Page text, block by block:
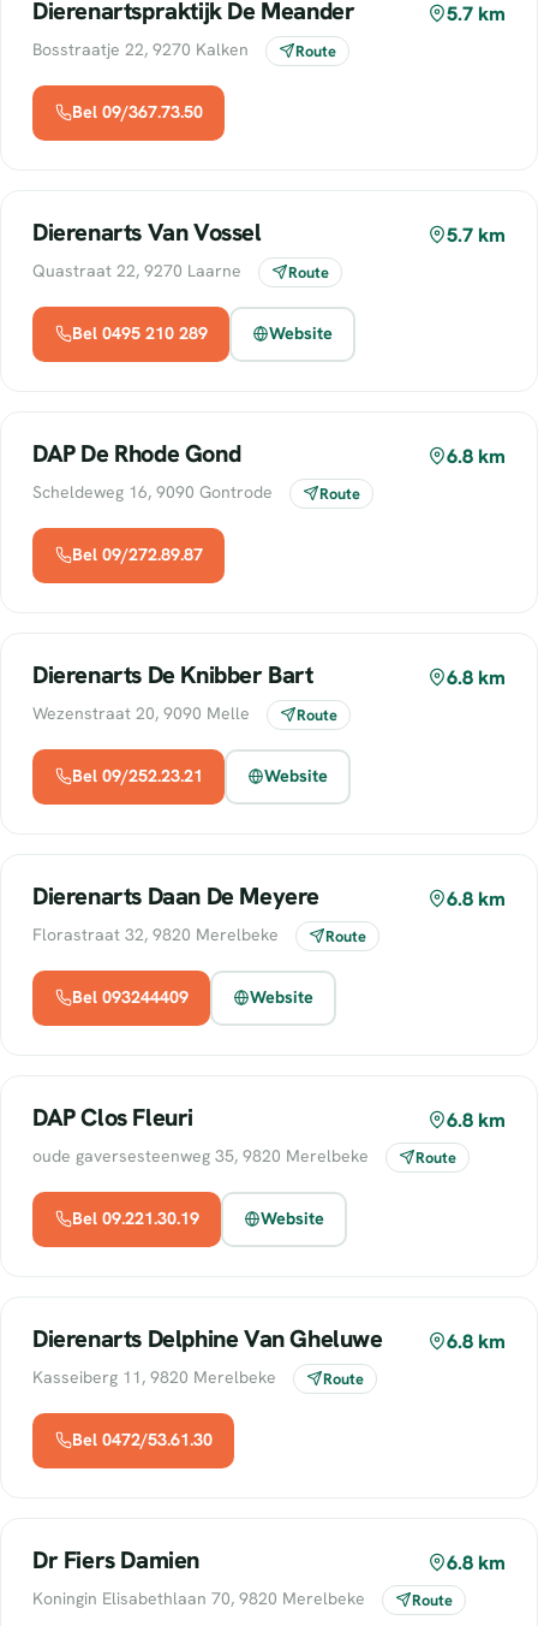
Dierenartspraktijk De Meander 5.7 km
Bosstraatje 22, 9270 Kalken Route
Bel 09/367.73.50
Dierenarts Van Vossel 5.7 km
Quastraat 22, 9270 Laarne Route
Bel 0495 210 289 Website
DAP De Rhode Gond 6.8 km
Scheldeweg 16, 9090 Gontrode Route
Bel 09/272.89.87
Dierenarts De Knibber Bart 6.8 km
Wezenstraat 20, 9090 Melle Route
Bel 09/252.23.21 Website
Dierenarts Daan De Meyere 6.8 km
Florastraat 32, 9820 Merelbeke Route
Bel 093244409 Website
DAP Clos Fleuri 6.8 km
oude gaversesteenweg 35, 9820 Merelbeke Route
Bel 09.221.30.19 Website
Dierenarts Delphine Van Gheluwe 6.8 km
Kasseiberg 11, 9820 Merelbeke Route
Bel 0472/53.61.30
Dr Fiers Damien 6.8 km
Koningin Elisabethlaan 70, 9820 Merelbeke Route